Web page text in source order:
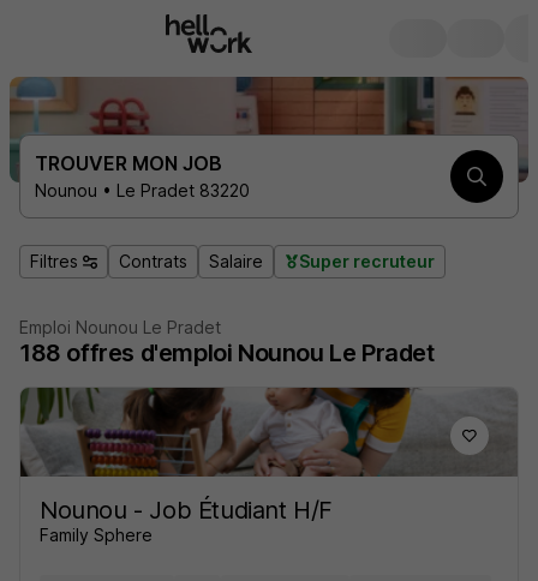
TROUVER MON JOB
Nounou • Le Pradet 83220
Filtres Contrats Salaire Super recruteur
Emploi Nounou Le Pradet
188 offres d'emploi Nounou Le Pradet
Nounou - Job Étudiant H/F
Family Sphere